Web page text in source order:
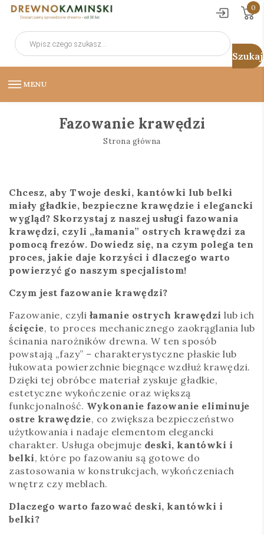
0
Wyszukiwarka
produktów
MENU
Fazowanie krawędzi
Strona główna
Chcesz, aby Twoje deski, kantówki lub belki
miały gładkie, bezpieczne krawędzie i elegancki
wygląd? Skorzystaj z naszej usługi fazowania
krawędzi, czyli „łamania” ostrych krawędzi za
pomocą frezów. Dowiedz się, na czym polega ten
proces, jakie daje korzyści i dlaczego warto
powierzyć go naszym specjalistom!
Czym jest fazowanie krawędzi?
Fazowanie, czyli łamanie ostrych krawędzi lub ich
ścięcie, to proces mechanicznego zaokrąglania lub
ścinania narożników drewna. W ten sposób
powstają „fazy” – charakterystyczne płaskie lub
łukowata powierzchnie biegnące wzdłuż krawędzi.
Dzięki tej obróbce materiał zyskuje gładkie,
estetyczne wykończenie oraz większą
funkcjonalność. Wykonanie fazowanie eliminuje
ostre krawędzie, co zwiększa bezpieczeństwo
użytkowania i nadaje elementom elegancki
charakter. Usługa obejmuje deski, kantówki i
belki, które po fazowaniu są gotowe do
zastosowania w konstrukcjach, wykończeniach
wnętrz czy meblach.
Dlaczego warto fazować deski, kantówki i
belki?